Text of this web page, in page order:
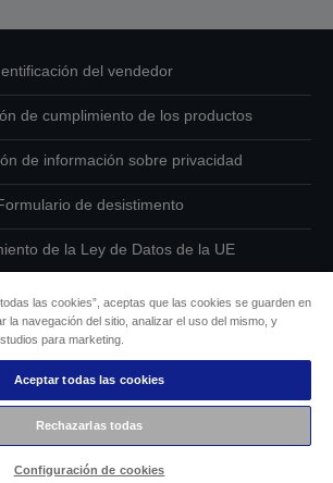
del vendedor
de cumplimiento de los productos
de información sobre privacidad
de desistimento
de la Ley de Datos de la UE
sobre cookies
de accesibilidad de Epson
© 2026 Seiko Epson
las cookies”, aceptas que las cookies se guarden en
la navegación del sitio, analizar el uso del mismo, y
para marketing.
Aceptar todas las cookies
Rechazarlas todas
Configuración de cookies